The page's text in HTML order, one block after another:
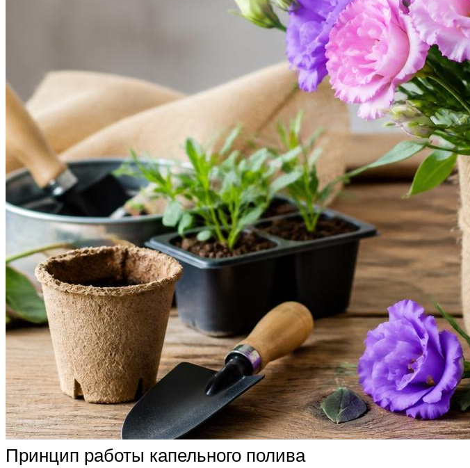
Принцип работы капельного полива